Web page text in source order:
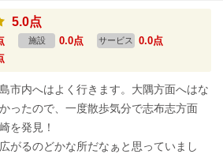
5.0点
施設 0.0点 サービス 0.0点
市内へはよく行きます。大隅方面へはな
ったので、一度散歩気分で志布志方面
を発見！
がるのどかな所だなぁと思っていまし